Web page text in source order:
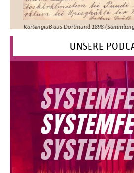
Kartengruß aus Dortmund 1898
UNSERE